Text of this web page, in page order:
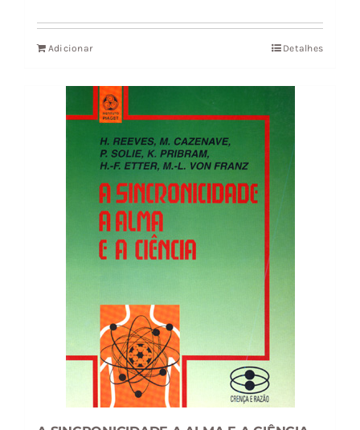
original
era:
atual
Adicionar Detalhes